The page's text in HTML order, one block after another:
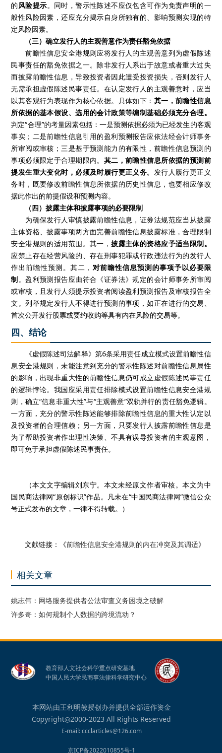
的风险提示。同时，警示性陈述不应仅包含可作为免责声明的一
般性风险因素，还应充分揭示自身所独有的、影响预测实现的特
定风险因素。
（三）确立发行人的主观善意作为责任豁免依据
前瞻性信息安全港规则应将发行人的主观善意列为虚假陈述
民事责任的豁免依据之一。除非发行人系出于故意或者重大过失
而披露前瞻性信息，导致投资者因此遭受投资损失，否则发行人
无需承担虚假陈述民事责任。在认定发行人的主观善意时，应当
以其客观行为表现作为核心依据。具体如下： 其一，前瞻性信息
所依据的基本假设、选用的会计政策等编制基础必须充分合理。
判定“合理”的考量因素包括：一是预测依据必须为已经发生的客观
事实；二是前瞻性信息引用的盈利预测报告应依法经会计师事务
所审阅或审核；三是基于预测能力的有限性，前瞻性信息预测的
事项必须限定于合理期限内。 其二，前瞻性信息所依据的预测前
提发生重大变化时，必须及时履行更正义务。 发行人履行更正义
务时，既要修改前瞻性信息所依据的历史性信息，也要相应修改
据此作出的前提假设和预测内容。
（四）披露主体和披露事项的必要限制
为确保发行人审慎披露前瞻性信息，证券法规范应当从披露
主体资格、披露事项两方面完善前瞻性信息披露标准，合理限制
安全港规则的适用范围。其一，披露主体的资格应予适当限制。
应禁止存在经营风险的、存在刑事犯罪或行政违法行为的发行人
作出前瞻性预测。其二，对前瞻性信息预测的事项予以必要限
制。盈利预测报告应由符合《证券法》规定的会计师事务所审阅
或审核，且发行人须提示投资者阅读盈利预测报告及审核报告全
文。列举规定发行人不得进行预测的事项，如正在进行的交易、
首次公开发行股票或要约收购等具有内在风险的交易等。
四、结论
《虚假陈述司法解释》第6条采用责任成立模式设置前瞻性信
息安全港规则，未能注意到充分的警示性陈述对前瞻性信息属性
的影响，出现非重大性的前瞻性信息仍可成立虚假陈述民事责任
的逻辑悖论。我国应采用责任排除模式设置前瞻性信息安全港规
则，确立“信息非重大性”与“主观善意”双轨并行的责任豁免逻辑。
一方面，充分的警示性陈述能够排除前瞻性信息的重大性认定以
及投资者的合理信赖；另一方面，只要发行人披露前瞻性信息是
为了帮助投资者作出理性决策、不具有误导投资者的主观意图，
即可免于承担虚假陈述民事责任。
（本文文字编辑刘东宁。本文未经原文作者审核。本文为中
国民商法律网“原创标识”作品。凡未在“中国民商法律网”微信公众
号正式发布的文章，一律不得转载。）
文献链接：《前瞻性信息安全港规则的内在冲突及其调适》
相关文章
姚志伟：网络服务提供者公法审查义务困境之破解
许多奇：如何规制个人数据的跨境流动？
教育部人文社会科学重点研究基地
中国人民大学民商事法律科学研究中心
本网站由王利明教授创办并提供全部运作资金
Copyright◎2000-2023 All Rights Reserved
E-mail: ccclarticles@126.com
京ICP备2022010855号-1